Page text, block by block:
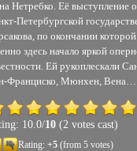
Нетребко. Её выступление
Петербургской
по окончании
здесь начало яркой
Ей рукоплескали
Франциско, Мюнхен, Вена…
10.0/10(2 votes cast)
Rating: +5(from 5 votes)